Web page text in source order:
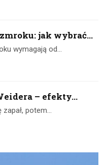
jak wybrać...
wymagają od…
– efekty...
zapał, potem…